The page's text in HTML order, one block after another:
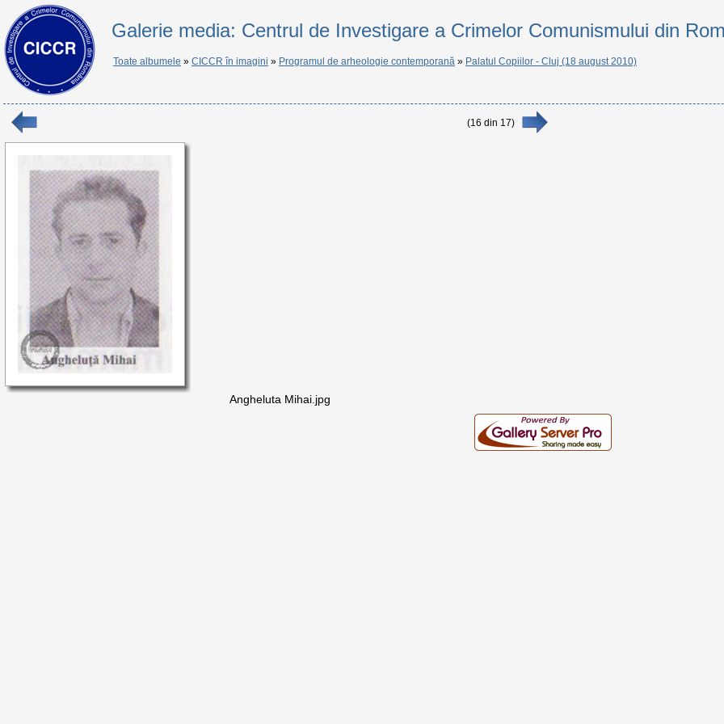
Galerie media: Centrul de Investigare a Crimelor Comunismului din
Toate albumele » CICCR în imagini » Programul de arheologie contemporană » Palatul Copiilor - Cluj (18 august 2010)
(16 din 17)
Angheluta Mihai.jpg